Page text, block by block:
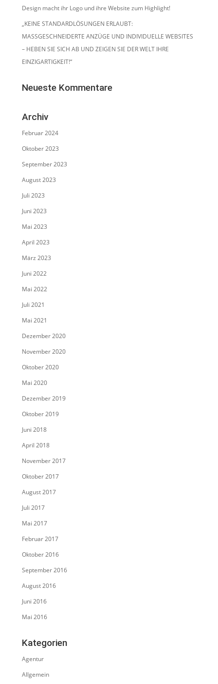
Design macht ihr Logo und ihre Website zum Highlight!
„KEINE STANDARDLÖSUNGEN ERLAUBT:
MASSGESCHNEIDERTE ANZÜGE UND INDIVIDUELLE WEBSITES
– HEBEN SIE SICH AB UND ZEIGEN SIE DER WELT IHRE
EINZIGARTIGKEIT!“
Neueste Kommentare
Archiv
Februar 2024
Oktober 2023
September 2023
August 2023
Juli 2023
Juni 2023
Mai 2023
April 2023
März 2023
Juni 2022
Mai 2022
Juli 2021
Mai 2021
Dezember 2020
November 2020
Oktober 2020
Mai 2020
Dezember 2019
Oktober 2019
Juni 2018
April 2018
November 2017
Oktober 2017
August 2017
Juli 2017
Mai 2017
Februar 2017
Oktober 2016
September 2016
August 2016
Juni 2016
Mai 2016
Kategorien
Agentur
Allgemein